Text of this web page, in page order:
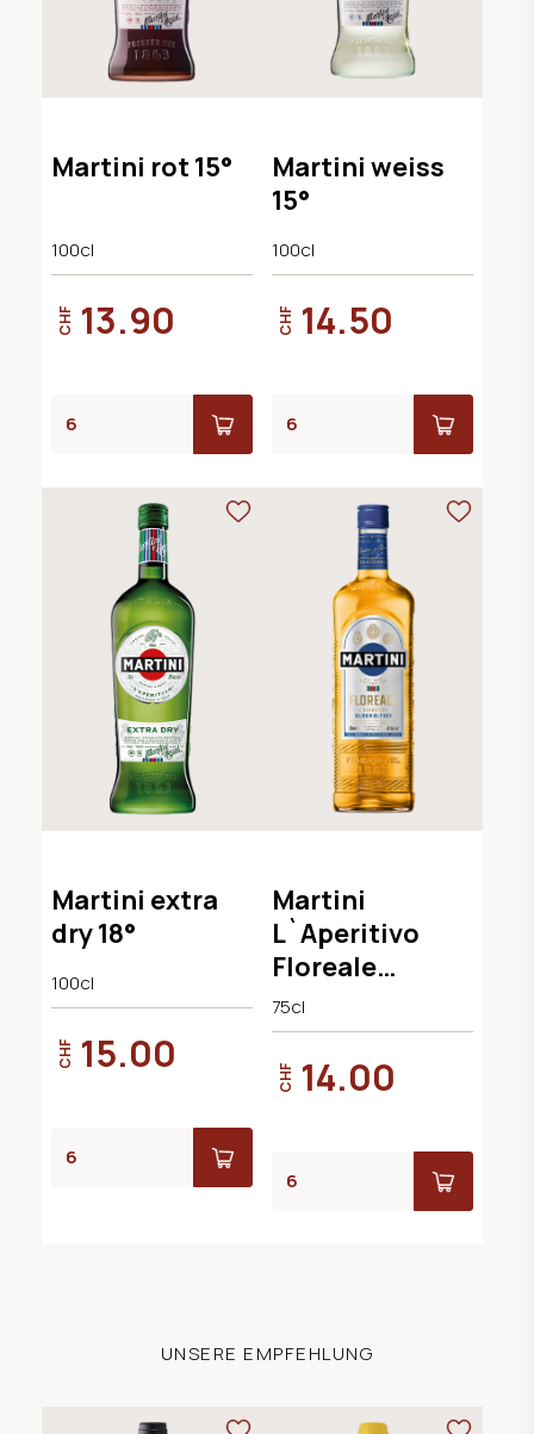
Martini rot 15°
100cl
CHF 13.90
Martini weiss
15°
100cl
CHF 14.50
Martini extra
dry 18°
100cl
CHF 15.00
Martini
L`Aperitivo
Floreale
alkoholfrei
75cl
CHF 14.00
UNSERE EMPFEHLUNG